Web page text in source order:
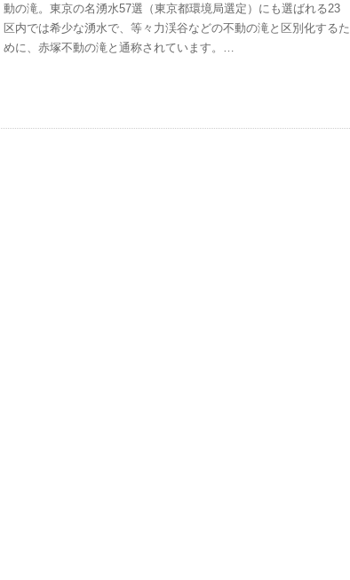
動の滝。東京の名湧水57選（東京都環境局選定）にも選ばれる23
区内では希少な湧水で、等々力渓谷などの不動の滝と区別化するた
めに、赤塚不動の滝と通称されています。…